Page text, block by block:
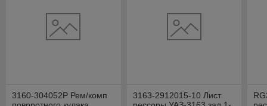
3160-304052P Рем/комп
3163-2912015-10 Лист